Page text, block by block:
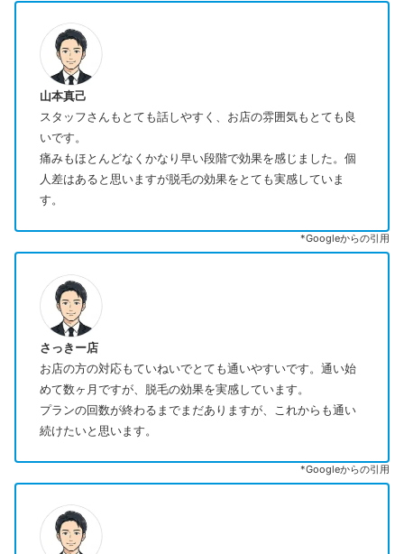
山本真己
スタッフさんもとても話しやすく、お店の雰囲気もとても良
いです。
痛みもほとんどなくかなり早い段階で効果を感じました。個
人差はあると思いますが脱毛の効果をとても実感していま
す。
*Googleからの引用
さっきー店
お店の方の対応もていねいでとても通いやすいです。通い始
めて数ヶ月ですが、脱毛の効果を実感しています。
プランの回数が終わるまでまだありますが、これからも通い
続けたいと思います。
*Googleからの引用